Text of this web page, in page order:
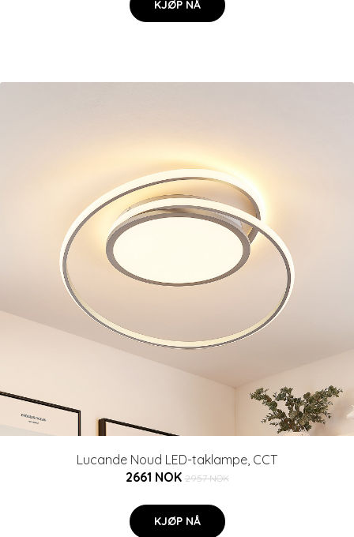
KJØP NÅ
Lucande Noud LED-taklampe, CCT
2661 NOK 2957 NOK
KJØP NÅ